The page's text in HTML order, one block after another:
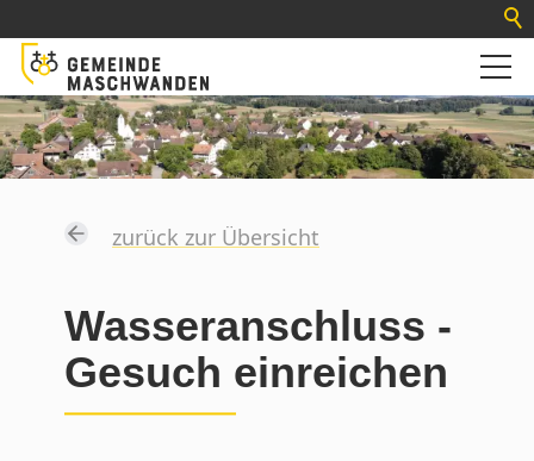
zurück zur Übersicht
Wasseranschluss -
Gesuch einreichen